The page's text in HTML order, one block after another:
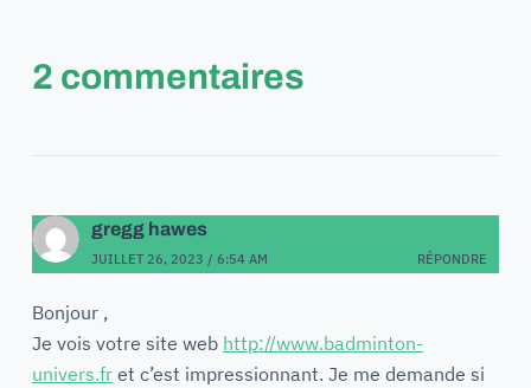
2 commentaires
gregg hawes
JUILLET 26, 2023 / 6:54 AM RÉPONDRE
Bonjour ,
Je vois votre site web http://www.badminton-
univers.fret c’est impressionnant. Je me demande si